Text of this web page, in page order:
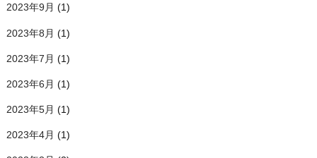
2023年9月 (1)
2023年8月 (1)
2023年7月 (1)
2023年6月 (1)
2023年5月 (1)
2023年4月 (1)